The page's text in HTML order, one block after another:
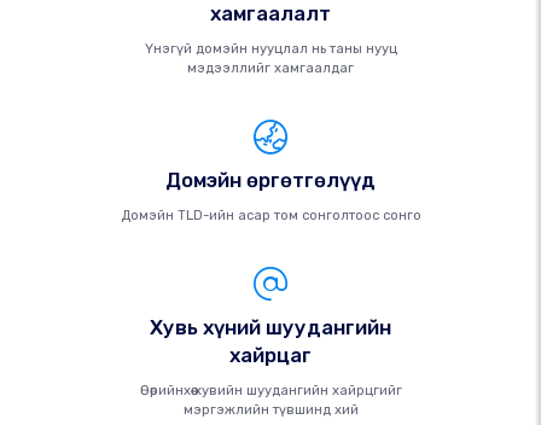
хамгаалалт
Үнэгүй домэйн нууцлал нь таны нууц
мэдээллийг хамгаалдаг
Домэйн өргөтгөлүүд
Домэйн TLD-ийн асар том сонголтоос сонго
Хувь хүний ​​шуудангийн
хайрцаг
Өөрийнхөө хувийн шуудангийн хайрцгийг
мэргэжлийн түвшинд хий